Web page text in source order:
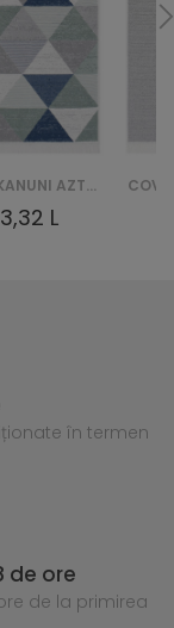
COVOR 2709 KANUNI AZTECA BAWEŁNIANY
L
în termen
de ore
de la primirea